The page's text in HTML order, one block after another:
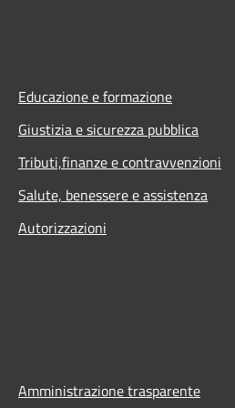
Educazione e formazione
Giustizia e sicurezza pubblica
Tributi,finanze e contravvenzioni
Salute, benessere e assistenza
Autorizzazioni
Amministrazione trasparente